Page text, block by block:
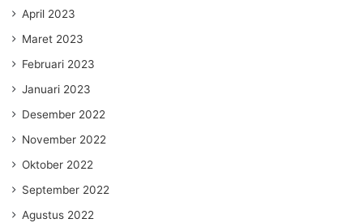
April 2023
Maret 2023
Februari 2023
Januari 2023
Desember 2022
November 2022
Oktober 2022
September 2022
Agustus 2022